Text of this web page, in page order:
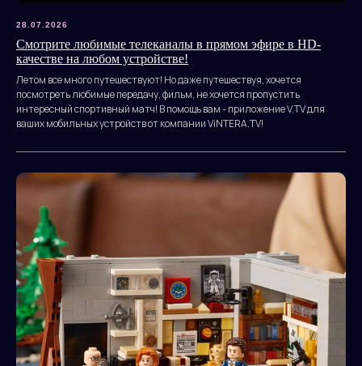
28.07.2026
Смотрите любимые телеканалы в прямом эфире в HD-
качестве на любом устройстве!
Летом все много путешествуют! Но даже путешествуя, хочется
посмотреть любимые передачу, фильм, не хочется пропустить
интересный спортивный матч! В помощь вам - приложение V.TV для
ваших мобильных устройств от компании ViNTERA.TV!